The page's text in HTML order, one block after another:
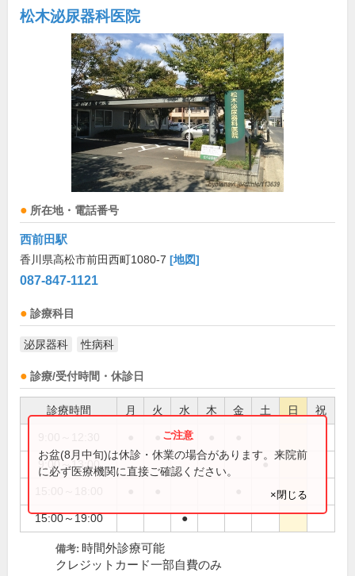
松木泌尿器科医院
所在地・電話番号
西前田駅
香川県高松市前田西町1080-7 [地図]
087-847-1121
診療科目
泌尿器科 性病科
診療/受付時間・休診日
診療時間 月 火 水 木 金 土 日 祝
●
9:00～13:00 ●
15:00～19:00 ●
お盆(8月中旬)は休診・休業の場合があります。来院前
に必ず医療機関に直接ご確認ください。
×閉じる
備考: 時間外診療可能
クレジットカード一部自費のみ